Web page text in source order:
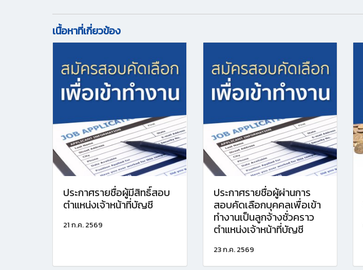
เนื้อหาที่เกี่ยวข้อง
ประกาศรายชื่อผู้มีสิทธิ์สอบ
ตำแหน่งเจ้าหน้าที่บัญชี
21 ก.ค. 2569
ประกาศรายชื่อผู้ผ่านการ
สอบคัดเลือกบุคคลเพื่อเข้า
ทำงานเป็นลูกจ้างชั่วคราว
ตำแหน่งเจ้าหน้าที่บัญชี
23 ก.ค. 2569